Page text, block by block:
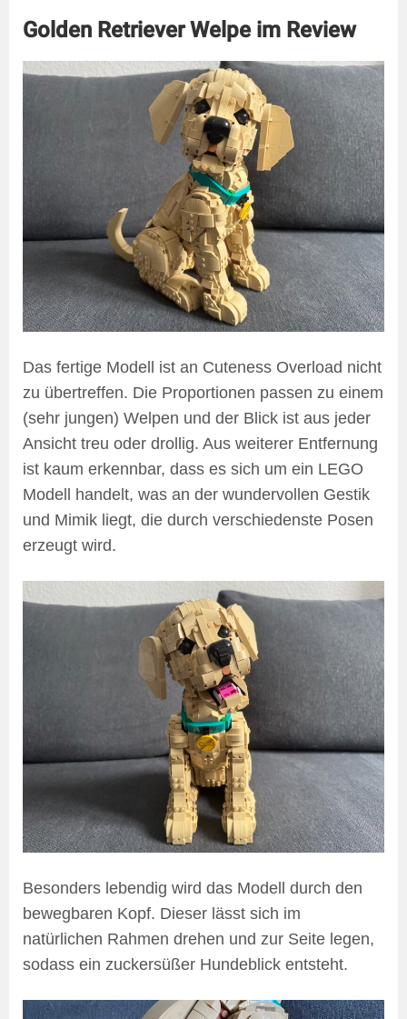
Golden Retriever Welpe im Review
Das fertige Modell ist an Cuteness Overload nicht
zu übertreffen. Die Proportionen passen zu einem
(sehr jungen) Welpen und der Blick ist aus jeder
Ansicht treu oder drollig. Aus weiterer Entfernung
ist kaum erkennbar, dass es sich um ein LEGO
Modell handelt, was an der wundervollen Gestik
und Mimik liegt, die durch verschiedenste Posen
erzeugt wird.
Besonders lebendig wird das Modell durch den
bewegbaren Kopf. Dieser lässt sich im
natürlichen Rahmen drehen und zur Seite legen,
sodass ein zuckersüßer Hundeblick entsteht.